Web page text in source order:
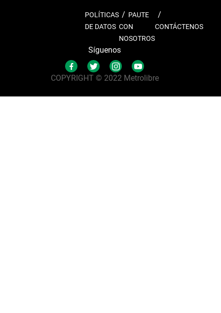
para el desempeño de los comercios.
Por su parte, Nadkyi Duque,
vicepresidenta de APACECOM, destacó
que el repunte del turismo internacional
ha sido fundamental para compensar
la moderación en el gasto local, el
POLÍTICAS
DE DATOS
PAUTE
CON
NOSOTROS
CONTÁCTENOS
Síguenos
COPYRIGHT © 2022 Metrolibre